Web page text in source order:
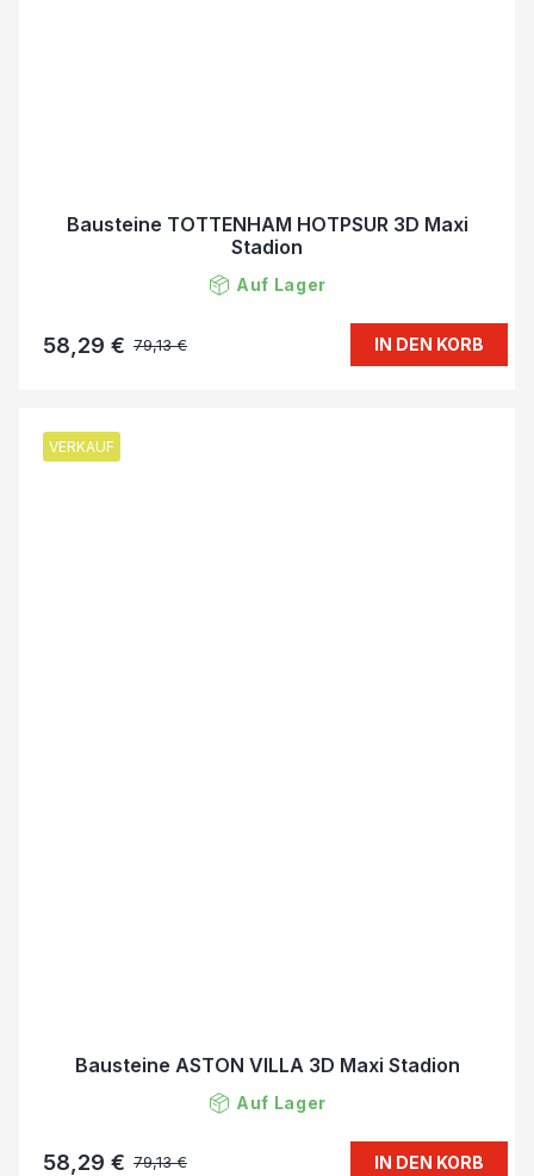
Bausteine TOTTENHAM HOTPSUR 3D Maxi
Stadion
Auf Lager
79,13 €
58,29 € IN DEN KORB
VERKAUF
Bausteine ASTON VILLA 3D Maxi Stadion
Auf Lager
79,13 €
58,29 € IN DEN KORB